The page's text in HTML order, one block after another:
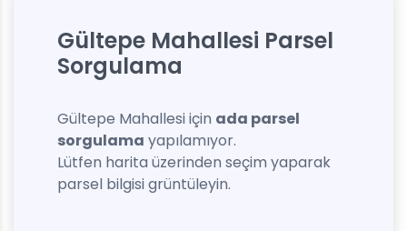
Gültepe Mahallesi Parsel
Sorgulama
Gültepe Mahallesi için ada parsel
sorgulama yapılamıyor.
Lütfen harita üzerinden seçim yaparak
parsel bilgisi grüntüleyin.